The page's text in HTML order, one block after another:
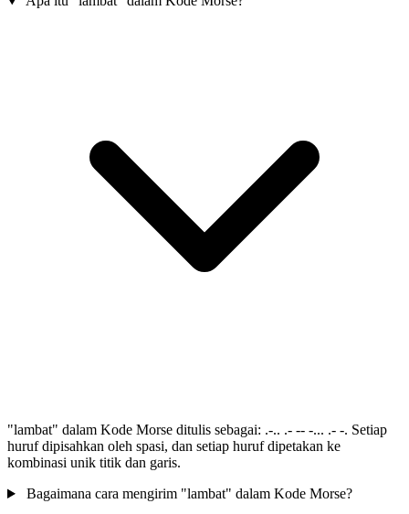
"lambat" dalam Kode Morse ditulis sebagai: .-.. .- -- -... .- -. Setiap
huruf dipisahkan oleh spasi, dan setiap huruf dipetakan ke
kombinasi unik titik dan garis.
Bagaimana cara mengirim "lambat" dalam Kode Morse?